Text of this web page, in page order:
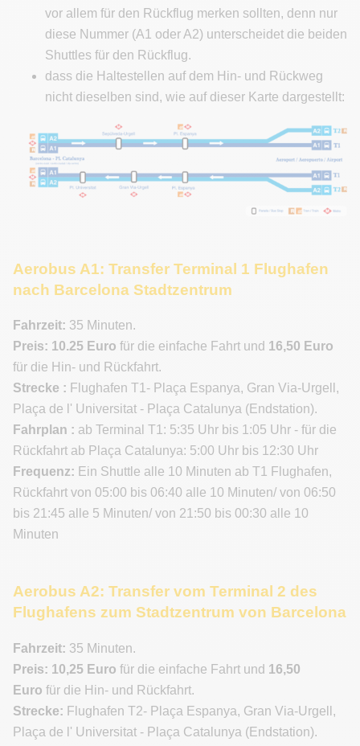
vor allem für den Rückflug merken sollten, denn nur
diese Nummer (A1 oder A2) unterscheidet die beiden
Shuttles für den Rückflug.
dass die Haltestellen auf dem Hin- und Rückweg
nicht dieselben sind, wie auf dieser Karte dargestellt:
Aerobus A1: Transfer Terminal 1 Flughafen
nach Barcelona Stadtzentrum
Fahrzeit: 35 Minuten.
Preis: 10.25 Euro für die einfache Fahrt und 16,50 Euro
für die Hin- und Rückfahrt.
Strecke : Flughafen T1- Plaça Espanya, Gran Via-Urgell,
Plaça de l' Universitat - Plaça Catalunya (Endstation).
Fahrplan : ab Terminal T1: 5:35 Uhr bis 1:05 Uhr - für die
Rückfahrt ab Plaça Catalunya: 5:00 Uhr bis 12:30 Uhr
Frequenz: Ein Shuttle alle 10 Minuten ab T1 Flughafen,
Rückfahrt von 05:00 bis 06:40 alle 10 Minuten/ von 06:50
bis 21:45 alle 5 Minuten/ von 21:50 bis 00:30 alle 10
Minuten
Aerobus A2: Transfer vom Terminal 2 des
Flughafens zum Stadtzentrum von Barcelona
Fahrzeit: 35 Minuten.
Preis: 10,25 Euro für die einfache Fahrt und 16,50
Euro für die Hin- und Rückfahrt.
Strecke: Flughafen T2- Plaça Espanya, Gran Via-Urgell,
Plaça de l' Universitat - Plaça Catalunya (Endstation).